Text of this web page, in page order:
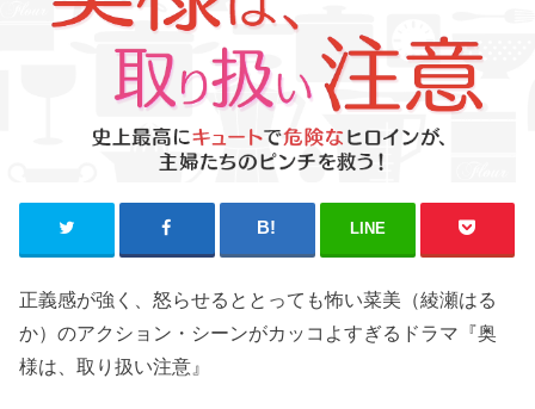
LINE
正義感が強く、怒らせるととっても怖い菜美（綾瀬はる
か）のアクション・シーンがカッコよすぎるドラマ『奥
様は、取り扱い注意』